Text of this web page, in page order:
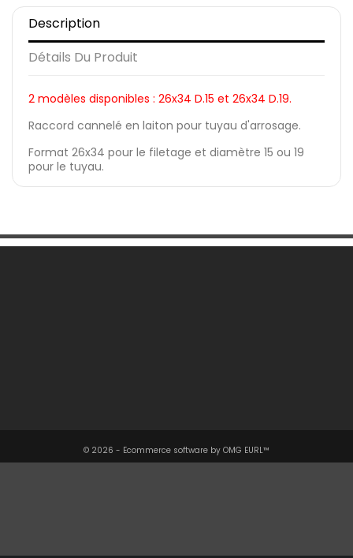
Description
Détails Du Produit
2 modèles disponibles : 26x34 D.15 et 26x34 D.19.
Raccord cannelé en laiton pour tuyau d'arrosage.
Format 26x34 pour le filetage et diamètre 15 ou 19
pour le tuyau.
© 2026 - Ecommerce software by OMG EURL™